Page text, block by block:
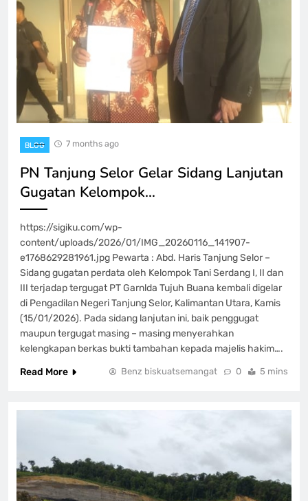
BLOG 7 months ago
PN Tanjung Selor Gelar Sidang Lanjutan
Gugatan Kelompok…
https://sigiku.com/wp-
content/uploads/2026/01/IMG_20260116_141907-
e1768629281961.jpg Pewarta : Abd. Haris Tanjung Selor –
Sidang gugatan perdata oleh Kelompok Tani Serdang I, II dan
III terjadap tergugat PT Garnlda Tujuh Buana kembali digelar
di Pengadilan Negeri Tanjung Selor, Kalimantan Utara, Kamis
(15/01/2026). Pada sidang lanjutan ini, baik penggugat
maupun tergugat masing – masing menyerahkan
kelengkapan berkas bukti tambahan kepada majelis hakim….
Read More
Benz biskuatsemangat 0 5 mins